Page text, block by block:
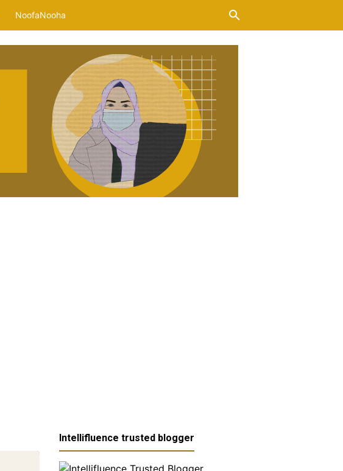
NoofaNooha
Intellifluence trusted blogger